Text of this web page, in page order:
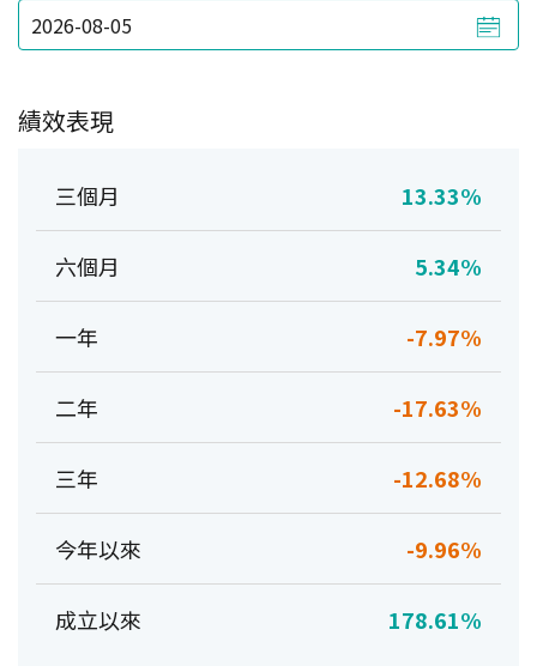
績效表現
三個月 13.33%
六個月 5.34%
一年 -7.97%
二年 -17.63%
三年 -12.68%
今年以來 -9.96%
成立以來 178.61%